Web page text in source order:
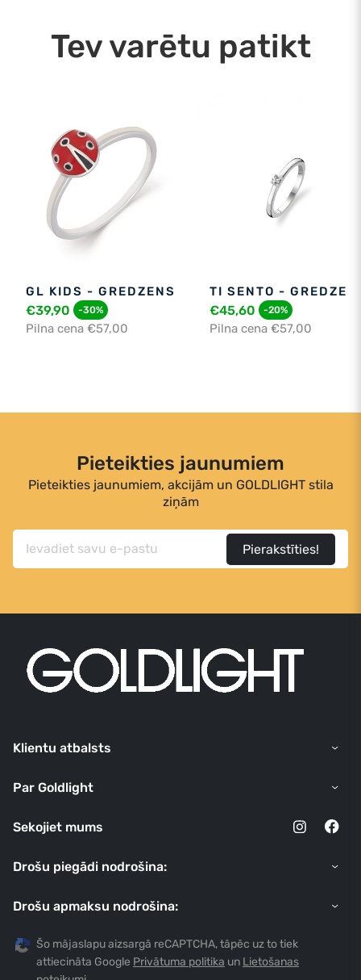
Tev varētu patikt
GL KIDS - GREDZENS
€39,90 -30%
Pilna cena €57,00
TI SENTO -
€45,60 -20%
Pilna cena €57,00
Pieteikties jaunumiem
Pieteikties jaunumiem, akcijām un GOLDLIGHT stila
ziņām
Pierakstīties!
Klientu atbalsts
Par Goldlight
Sekojiet mums
Drošu piegādi nodrošina:
Drošu apmaksu nodrošina:
Šo mājaslapu aizsargā reCAPTCHA, tāpēc uz to tiek
attiecināta Google Privātuma politika un Lietošanas